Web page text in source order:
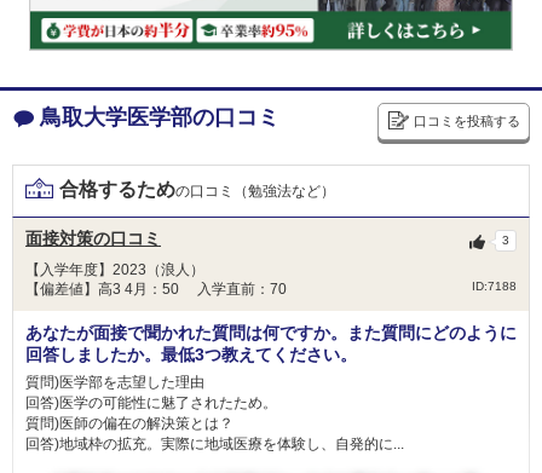
6年間学費総額 3,496,800円
※2年次学費を掲載しているため3年次以降の学費は記載と異なる場合があります
学費ランキングを見る
とりりん奨学金(鳥取大学修学支援事業基金奨学金)
金額 30,000円
人数 50人
目的
経済的理由により修学が困難な学生を支援するこ
とを目的として設立された『鳥取大学修学支援事
業基金』に寄せられた学内外からの多くの寄附に
より、家計の困窮度が高い学生の修学費を支援す
るものです。
鳥取大学医学部の口コミ 口コミを投稿する
合格するための口コミ（勉強法など）
面接対策の口コミ
【入学年度】2023（浪人）
【偏差値】高3 4月：50 入学直前：70
ID:7188
3
あなたが面接で聞かれた質問は何ですか。また質問にどのように
回答しましたか。最低3つ教えてください。
質問)医学部を志望した理由
回答)医学の可能性に魅了されたため。
質問)医師の偏在の解決策とは？
回答)地域枠の拡充。実際に地域医療を体験し、自発的に...